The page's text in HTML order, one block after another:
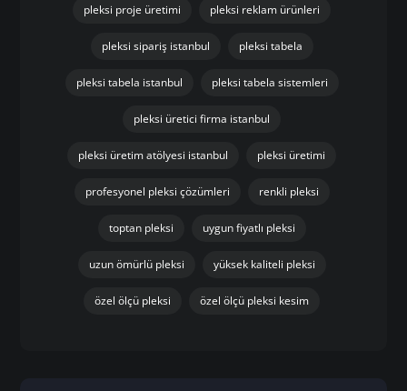
pleksi proje üretimi pleksi reklam ürünleri
pleksi sipariş istanbul pleksi tabela
pleksi tabela istanbul pleksi tabela sistemleri
pleksi üretici firma istanbul
pleksi üretim atölyesi istanbul pleksi üretimi
profesyonel pleksi çözümleri renkli pleksi
toptan pleksi uygun fiyatlı pleksi
uzun ömürlü pleksi yüksek kaliteli pleksi
özel ölçü pleksi özel ölçü pleksi kesim